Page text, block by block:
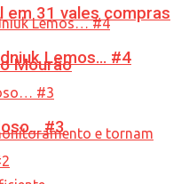
em 31 vales compras
MourãoLemos… #4
#3